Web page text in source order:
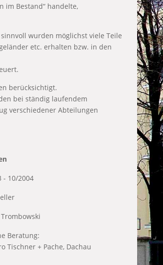
im Bestand“ handelte,
wurden möglichst viele Teile
etc. erhalten bzw. in den
berücksichtigt.
bei ständig laufendem
verschiedener Abteilungen
- 10/2004
Beratung:
Tischner + Pache, Dachau